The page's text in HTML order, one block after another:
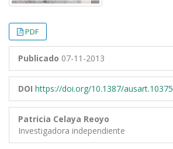
PDF
Publicado 07-11-2013
DOI https://doi.org/10.1387/ausart.10375
Patricia Celaya Reoyo
Investigadora independiente